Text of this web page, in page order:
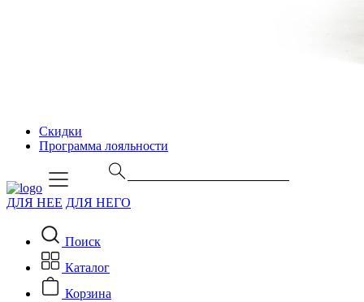
Скидки
Программа лояльности
ДЛЯ НЕЕ ДЛЯ НЕГО
Поиск
Каталог
Корзина